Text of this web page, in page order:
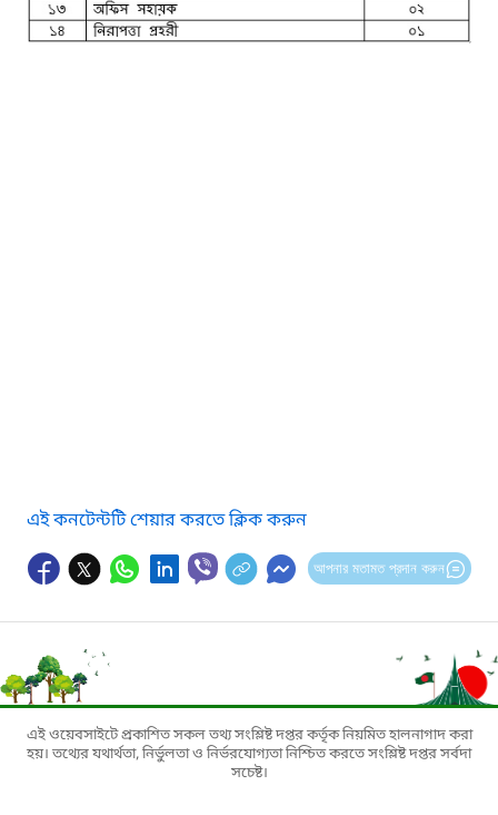
এই কনটেন্টটি শেয়ার করতে ক্লিক করুন
আপনার মতামত প্রদান করুন
এই ওয়েবসাইটে প্রকাশিত সকল তথ্য সংশ্লিষ্ট দপ্তর কর্তৃক নিয়মিত হালনাগাদ করা
হয়। তথ্যের যথার্থতা, নির্ভুলতা ও নির্ভরযোগ্যতা নিশ্চিত করতে সংশ্লিষ্ট দপ্তর সর্বদা
সচেষ্ট।